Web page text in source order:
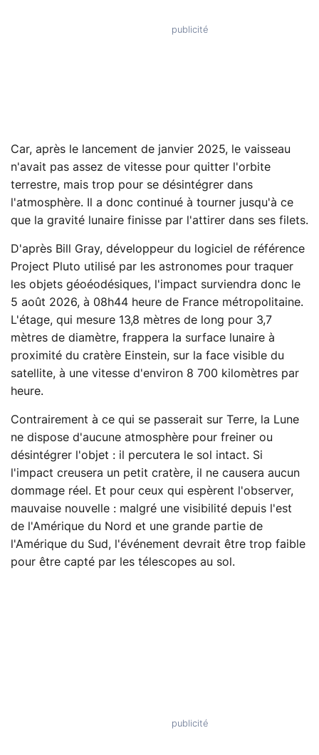
Car, après le lancement de janvier 2025, le vaisseau
n'avait pas assez de vitesse pour quitter l'orbite
terrestre, mais trop pour se désintégrer dans
l'atmosphère. Il a donc continué à tourner jusqu'à ce
que la gravité lunaire finisse par l'attirer dans ses filets.
D'après Bill Gray, développeur du logiciel de référence
Project Pluto utilisé par les astronomes pour traquer
les objets géoéodésiques, l'impact surviendra donc le
5 août 2026, à 08h44 heure de France métropolitaine.
L'étage, qui mesure 13,8 mètres de long pour 3,7
mètres de diamètre, frappera la surface lunaire à
proximité du cratère Einstein, sur la face visible du
satellite, à une vitesse d'environ 8 700 kilomètres par
heure.
Contrairement à ce qui se passerait sur Terre, la Lune
ne dispose d'aucune atmosphère pour freiner ou
désintégrer l'objet : il percutera le sol intact. Si
l'impact creusera un petit cratère, il ne causera aucun
dommage réel. Et pour ceux qui espèrent l'observer,
mauvaise nouvelle : malgré une visibilité depuis l'est
de l'Amérique du Nord et une grande partie de
l'Amérique du Sud, l'événement devrait être trop faible
pour être capté par les télescopes au sol.